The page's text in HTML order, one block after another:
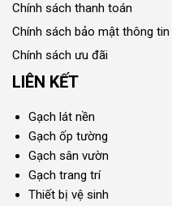
Chính sách thanh toán
Chính sách bảo mật thông tin
Chính sách ưu đãi
LIÊN KẾT
Gạch lát nền
Gạch ốp tường
Gạch sân vườn
Gạch trang trí
Thiết bị vệ sinh